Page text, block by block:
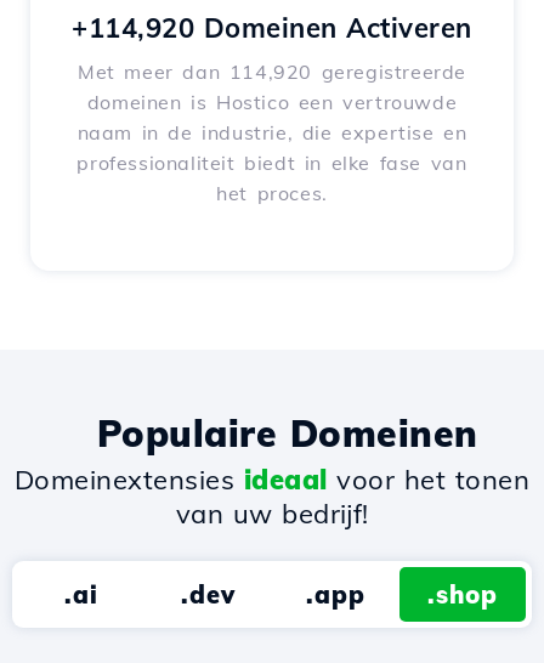
+114,920 Domeinen Activeren
Met meer dan 114,920 geregistreerde
domeinen is Hostico een vertrouwde
naam in de industrie, die expertise en
professionaliteit biedt in elke fase van
het proces.
Populaire Domeinen
Domeinextensies ideaal voor het tonen
van uw bedrijf!
.ai .dev .app .shop